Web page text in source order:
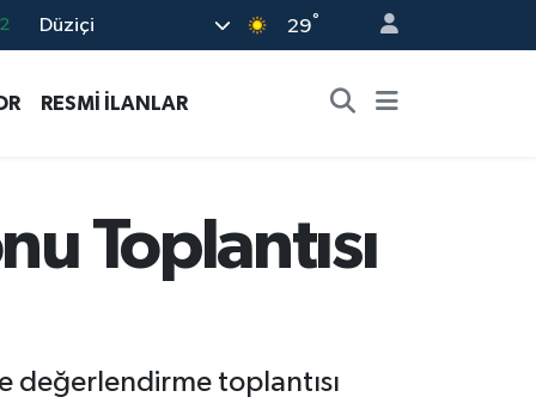
Düziçi 29°
RESMİ İLANLAR
Toplantısı
değerlendirme toplantısı